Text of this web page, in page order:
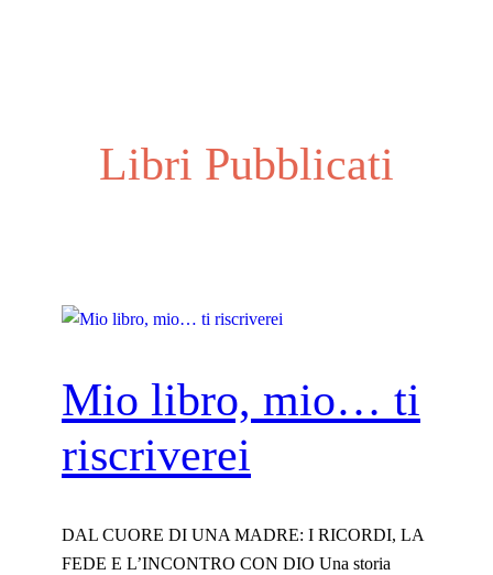
Libri Pubblicati
Mio libro, mio… ti
riscriverei
DAL CUORE DI UNA MADRE: I RICORDI, LA
FEDE E L’INCONTRO CON DIO Una storia